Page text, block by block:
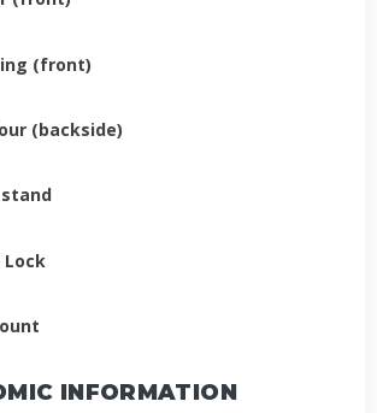
(front)
(backside)
INFORMATION